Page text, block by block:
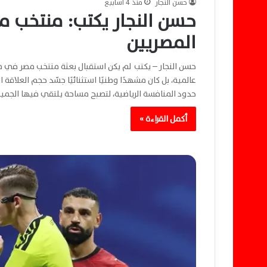
حسن النجار منذ 4 أسابيع
حسن النجار يكتب:
المصريين
حسن النجار – يكتب لم يكن استقبال بعثة منتخب مصر في
عالمية، بل كان مشهدًا وطنيًا استثنائيًا جسّد حجم
حدود المنافسة الرياضية، لتصبح مساحة يلتقي فيها
أكمل القراءة »